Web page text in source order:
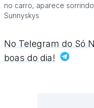
no carro, aparece
Sunnyskys
No Telegram do Só
boas do dia!